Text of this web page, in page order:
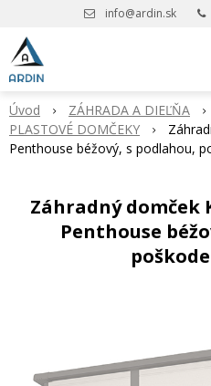
info@ardin.sk
Úvod ZÁHRADA A DIEĽŇA
PLASTOVÉ DOMČEKY
Penthouse béžový, s podlahou,
Záhradný domček
Penthouse